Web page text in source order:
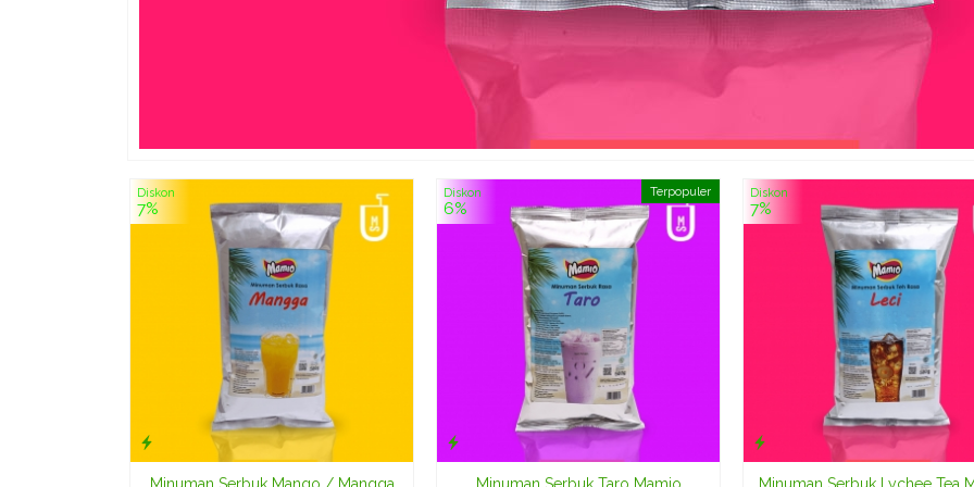
Diskon
7%
Terpopuler
Diskon
6%
Diskon
7%